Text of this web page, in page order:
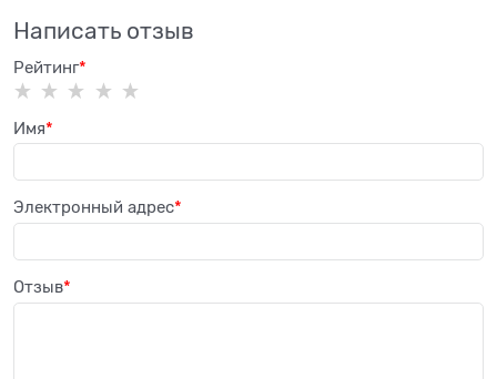
Написать отзыв
Рейтинг
Имя
Электронный адрес
Отзыв